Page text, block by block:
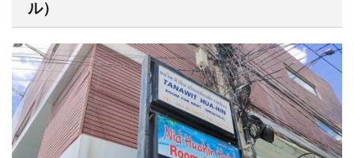
ル）